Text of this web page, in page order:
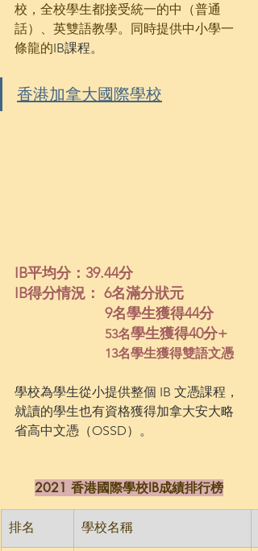
校，全校學生都接受統一的中（普通
話）、英雙語教學。同時提供中小學一
條龍的IB課程。
香港加拿大國際學校
IB平均分：39.44分
IB得分情況： 6名滿分狀元
9名學生獲得44分
53名學生獲得40分+
13名學生獲得雙語文憑
學校為學生從小提供整個 IB 文憑課程，
就讀的學生也有資格獲得加拿大安大略
省高中文憑（OSSD）。
2021 香港國際學校IB成績排行榜
排名 學校名稱